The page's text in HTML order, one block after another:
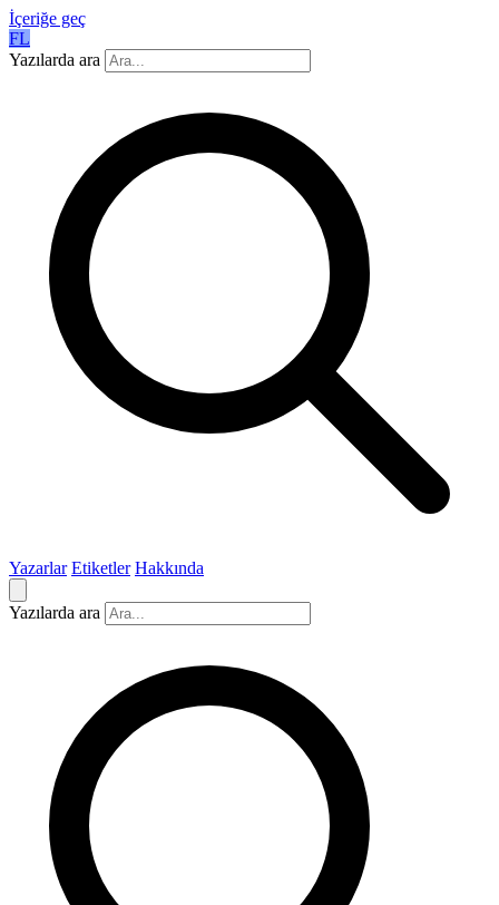
İçeriğe geç
FL
Yazılarda ara
Yazarlar Etiketler Hakkında
Yazılarda ara